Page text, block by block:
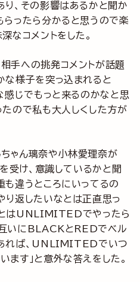
り、その影響はあるかと聞か
らったら分かると思うので楽
なコメントをした。
手への挑発コメントが話題
な様子を突っ込まれると
感じでもっと来るのかなと思
たので私も大人しくした方が
ゃん璃奈や小林愛理奈が
け、意識しているかと聞
も違うところにいってるの
り返したいなとは正直思っ
はUNLIMITEDでやったら
いにBLACKとREDでベル
れば、UNLIMITEDでいつ
す」と意外な答えをした。